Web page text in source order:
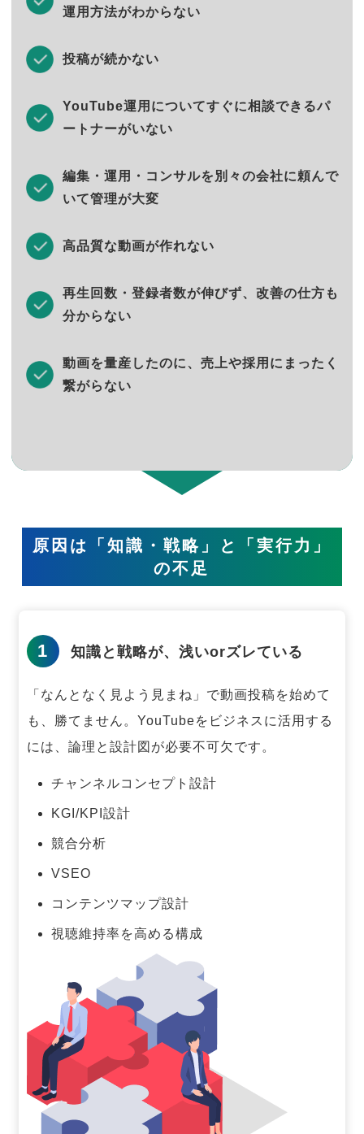
運用方法がわからない
投稿が続かない
YouTube運用についてすぐに相談できるパ
ートナーがいない
編集・運用・コンサルを別々の会社に頼んで
いて管理が大変
高品質な動画が作れない
再生回数・登録者数が伸びず、改善の仕方も
分からない
動画を量産したのに、売上や採用にまったく
繋がらない
原因は「知識・戦略」と「実行力」
の不足
1 知識と戦略が、浅いorズレている
「なんとなく見よう見まね」で動画投稿を始めて
も、勝てません。 YouTubeをビジネスに活用する
には、論理と設計図が必要不可欠です。
チャンネルコンセプト設計
KGI/KPI設計
競合分析
VSEO
コンテンツマップ設計
視聴維持率を高める構成